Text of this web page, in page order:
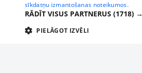
sīkdatņu izmantošanas noteikumos.
RĀDĪT VISUS PARTNERUS (1718) →
PIELĀGOT IZVĒLI